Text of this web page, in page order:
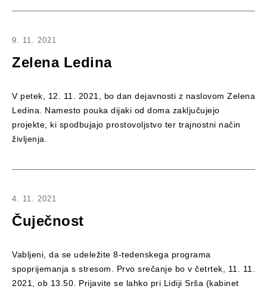
9. 11. 2021
Zelena Ledina
V petek, 12. 11. 2021, bo dan dejavnosti z naslovom Zelena
Ledina. Namesto pouka dijaki od doma zaključujejo
projekte, ki spodbujajo prostovoljstvo ter trajnostni način
življenja.
4. 11. 2021
Čuječnost
Vabljeni, da se udeležite 8-tedenskega programa
spoprijemanja s stresom. Prvo srečanje bo v četrtek, 11. 11.
2021, ob 13.50. Prijavite se lahko pri Lidiji Srša (kabinet